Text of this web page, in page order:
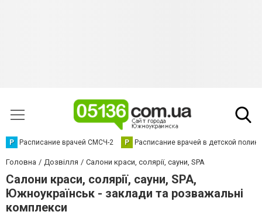
Р Расписание врачей СМСЧ-2 Р Расписание врачей в детской
Головна Дозвілля Салони краси, солярії, сауни, SPA
Салони краси, солярії, сауни, SPA,
Южноукраїнськ - заклади та розважальні
комплекси